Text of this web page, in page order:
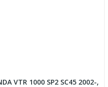
VTR 1000 SP2 SC45 2002-,